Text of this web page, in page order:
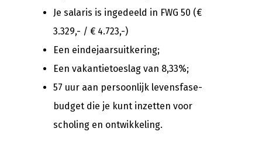
Je salaris is ingedeeld in FWG 50 (€
3.329,- / € 4.723,-)
Een eindejaarsuitkering;
Een vakantietoeslag van 8,33%;
57 uur aan persoonlijk levensfase-
budget die je kunt inzetten voor
scholing en ontwikkeling.